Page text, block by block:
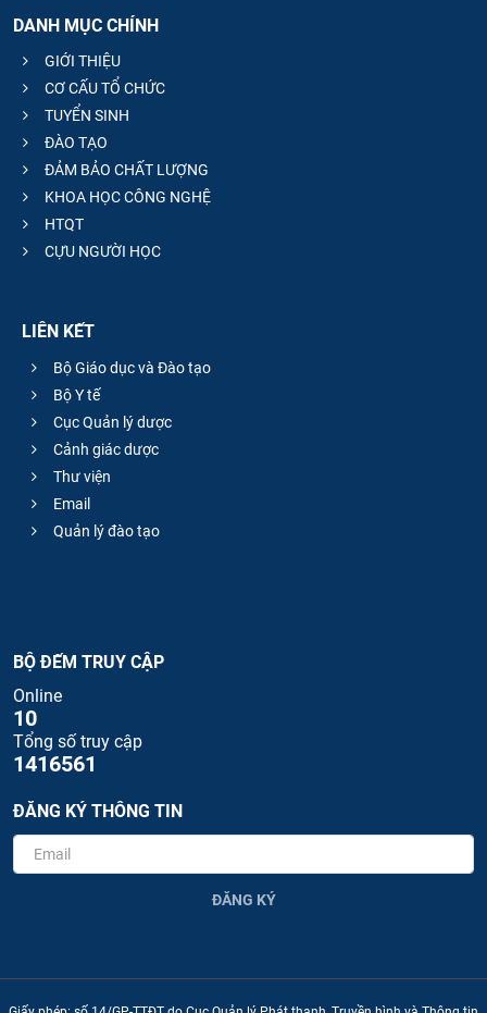
DANH MỤC CHÍNH
GIỚI THIỆU
CƠ CẤU TỔ CHỨC
TUYỂN SINH
ĐÀO TẠO
ĐẢM BẢO CHẤT LƯỢNG
KHOA HỌC CÔNG NGHỆ
HTQT
CỰU NGƯỜI HỌC
LIÊN KẾT
Bộ Giáo dục và Đào tạo
Bộ Y tế
Cục Quản lý dược
Cảnh giác dược
Thư viện
Email
Quản lý đào tạo
BỘ ĐẾM TRUY CẬP
Online
10
Tổng số truy cập
1416561
ĐĂNG KÝ THÔNG TIN
ĐĂNG KÝ